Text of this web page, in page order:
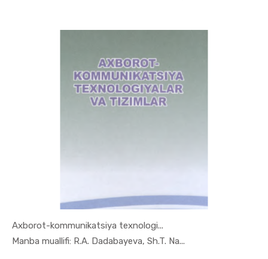
Axborot-kommunikatsiya texnologi...
Manba muallifi: R.A. Dadabayeva, Sh.T. Na...
In Iqtisod...